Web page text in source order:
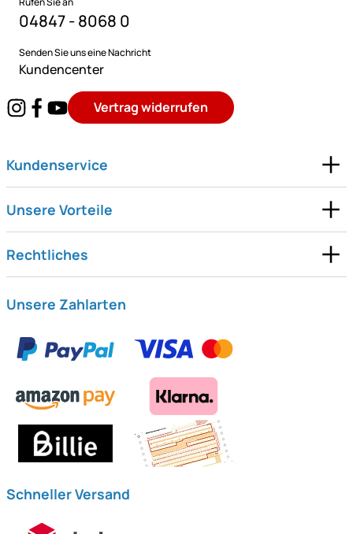
04847 - 8068 0
Senden Sie uns eine Nachricht
Kundencenter
Vertrag widerrufen
Kundenservice
Unsere Vorteile
Rechtliches
Unsere Zahlarten
Schneller Versand